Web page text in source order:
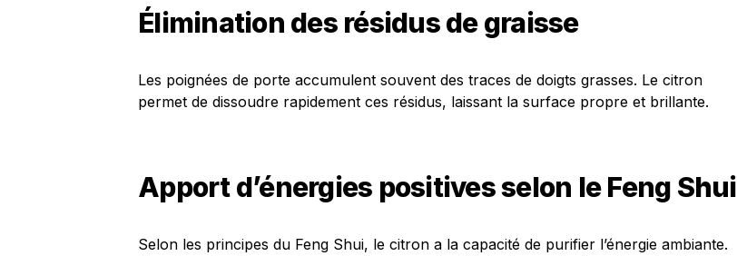
Élimination des résidus de graisse
Les poignées de porte accumulent souvent des traces de doigts grasses. Le citron
permet de dissoudre rapidement ces résidus, laissant la surface propre et brillante.
Apport d’énergies positives selon le Feng Shui
Selon les principes du Feng Shui, le citron a la capacité de purifier l’énergie ambiante.